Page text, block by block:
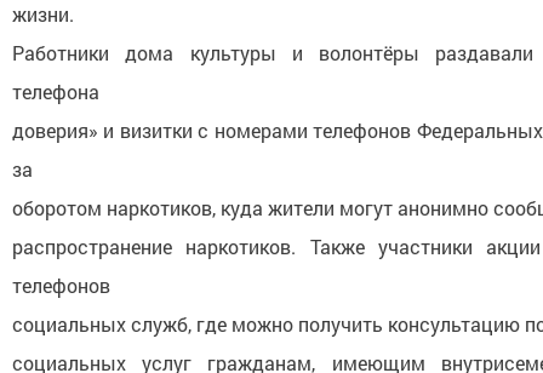
жизни.
Работники дома культуры и волонтёры раздавали
телефона
доверия» и визитки с номерами телефонов
за
оборотом наркотиков, куда жители могут анонимно
распространение наркотиков. Также участники
телефонов
социальных служб, где можно получить консультацию
социальных услуг гражданам, имеющим